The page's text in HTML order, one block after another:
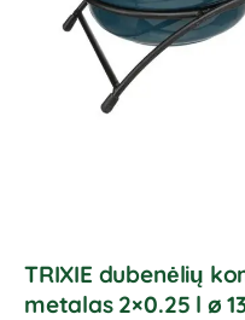
TRIXIE dubenėlių
metalas 2×0.25 l ø